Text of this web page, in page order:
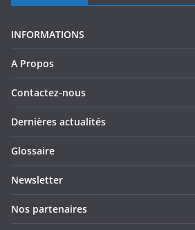
INFORMATIONS
A Propos
Contactez-nous
Dernières actualités
Glossaire
Newsletter
Nos partenaires